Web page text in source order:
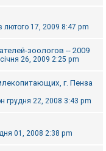
лютого 17, 2009 8:47 pm
зоологов -- 2009
26, 2009 2:25 pm
г. Пенза
грудня 22, 2008 3:43 pm
01, 2008 2:38 pm